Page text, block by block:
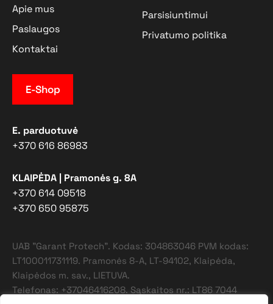
Apie mus
Paslaugos
Kontaktai
Parsisiuntimui
Privatumo politika
E-Shop
E. parduotuvė
+370 616 86983
KLAIPĖDA | Pramonės g. 8A
+370 614 09518
+370 650 95875
UAB "Garant Protech". Kodas: 304863046 PVM kodas:
LT100011731119. Pramonės 8-A, LT-94102, Klaipėda,
Klaipėdos m. sav., LIETUVA.
Telefonas: +37046416208. Sąskaitos nr.: LT86 7044